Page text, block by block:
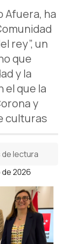
Afuera, ha
rey”, un
que
y la
el que la
y
culturas
2026
de lectura